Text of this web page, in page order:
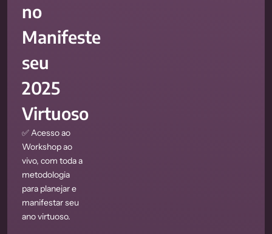
no
Manifeste
seu
2025
Virtuoso
✅ Acesso ao
Workshop ao
vivo, com toda a
metodologia
para planejar e
manifestar seu
ano virtuoso.